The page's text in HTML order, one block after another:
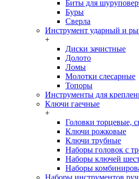
Биты для
Буры
Сверла
Инструмент ударный и
+
Диски зачистные
Долото
Ломы
Молотки слесарные
Топоры
Инструменты для
Ключи гаечные
+
Головки торцевые,
Ключи рожковые
Ключи трубные
Наборы головок c
Наборы ключей
Наборы
Наборы инструментов